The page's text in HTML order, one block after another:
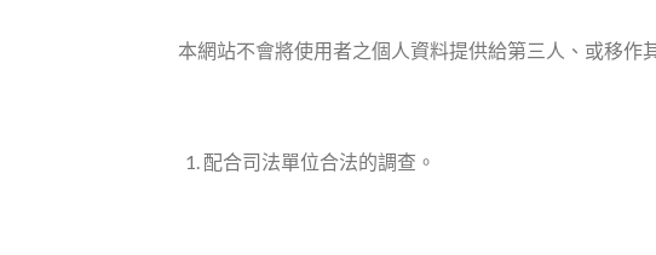
本網站不會將使用者之個人資料提供給第三人、或移作
配合司法單位合法的調查。